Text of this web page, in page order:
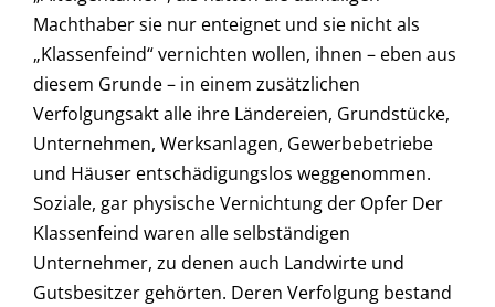
Machthaber sie nur enteignet und sie nicht als
„Klassenfeind“ vernichten wollen, ihnen – eben aus
diesem Grunde – in einem zusätzlichen
Verfolgungsakt alle ihre Ländereien, Grundstücke,
Unternehmen, Werksanlagen, Gewerbebetriebe
und Häuser entschädigungslos weggenommen.
Soziale, gar physische Vernichtung der Opfer Der
Klassenfeind waren alle selbständigen
Unternehmer, zu denen auch Landwirte und
Gutsbesitzer gehörten. Deren Verfolgung bestand